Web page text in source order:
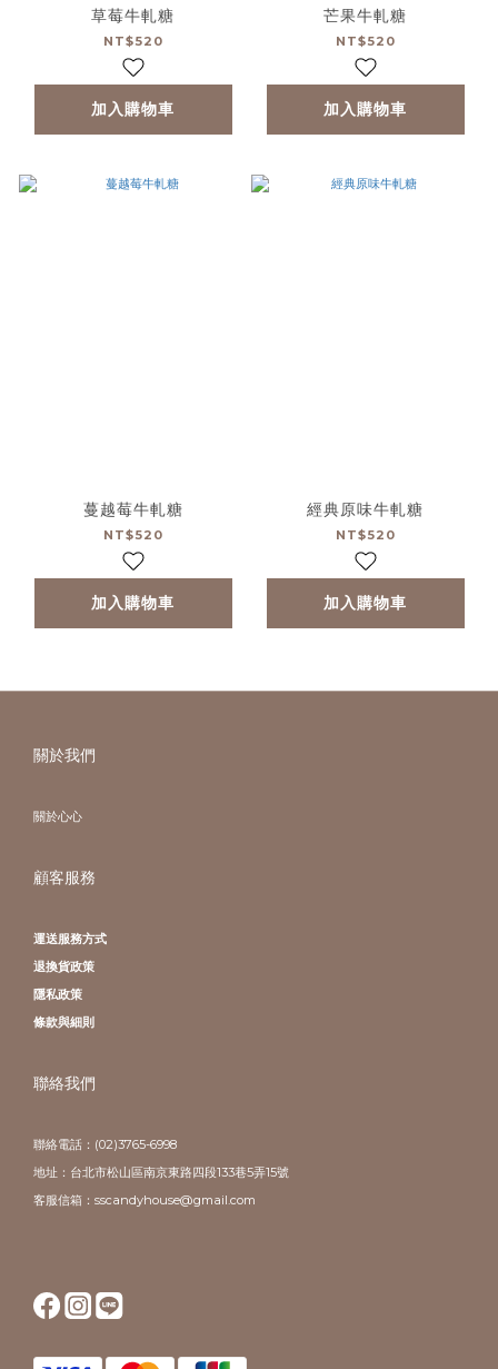
草莓牛軋糖
NT$520
加入購物車
芒果牛軋糖
NT$520
加入購物車
蔓越莓牛軋糖
NT$520
加入購物車
經典原味牛軋糖
NT$520
加入購物車
關於我們
關於心心
顧客服務
運送服務方式
退換貨政策
隱私政策
條款與細則
聯絡我們
聯絡電話：(02)3765-6998
地址：台北市松山區南京東路四段133巷5弄15號
客服信箱：sscandyhouse@gmail.com